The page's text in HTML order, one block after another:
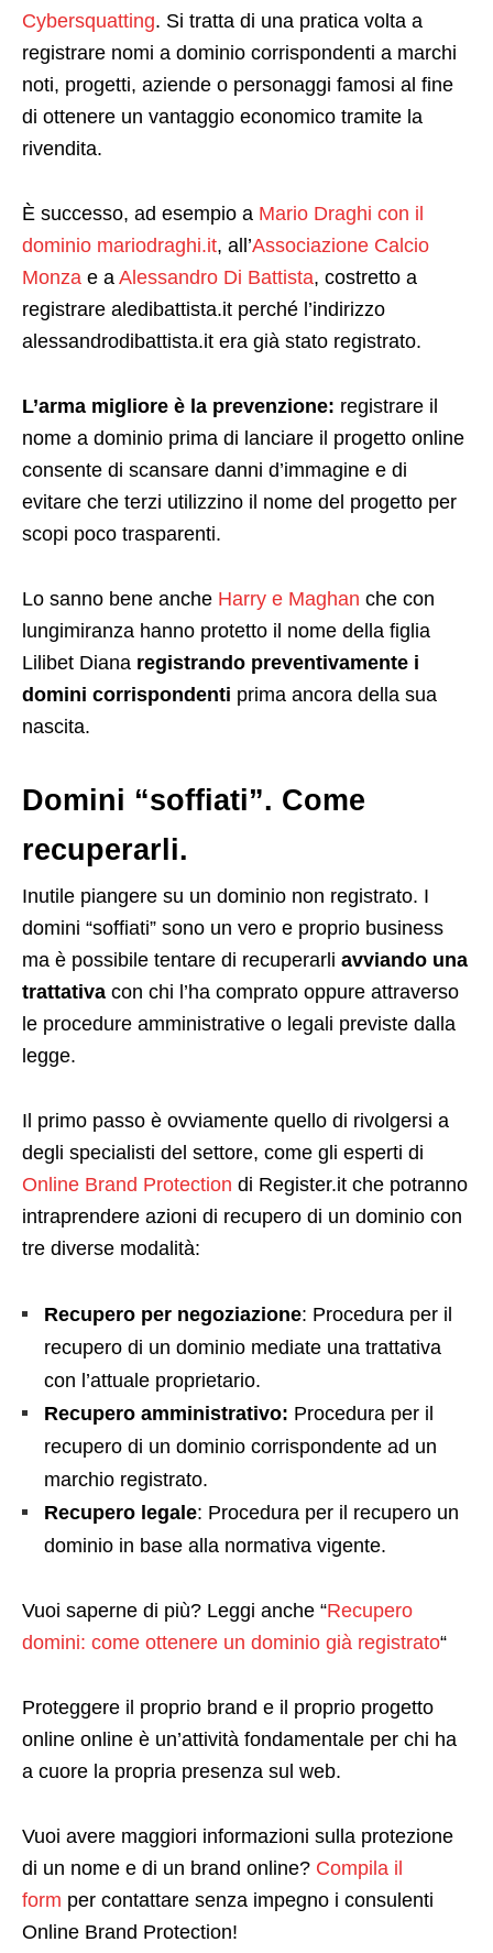
Cybersquatting. Si tratta di una pratica volta a
registrare nomi a dominio corrispondenti a marchi
noti, progetti, aziende o personaggi famosi al fine
di ottenere un vantaggio economico tramite la
rivendita.
È successo, ad esempio a Mario Draghi con il
dominio mariodraghi.it, all’Associazione Calcio
Monza e a Alessandro Di Battista, costretto a
registrare aledibattista.it perché l’indirizzo
alessandrodibattista.it era già stato registrato.
L’arma migliore è la prevenzione: registrare il
nome a dominio prima di lanciare il progetto online
consente di scansare danni d’immagine e di
evitare che terzi utilizzino il nome del progetto per
scopi poco trasparenti.
Lo sanno bene anche Harry e Maghan che con
lungimiranza hanno protetto il nome della figlia
Lilibet Diana registrando preventivamente i
domini corrispondenti prima ancora della sua
nascita.
Domini “soffiati”. Come
recuperarli.
Inutile piangere su un dominio non registrato. I
domini “soffiati” sono un vero e proprio business
ma è possibile tentare di recuperarli avviando una
trattativa con chi l’ha comprato oppure attraverso
le procedure amministrative o legali previste dalla
legge.
Il primo passo è ovviamente quello di rivolgersi a
degli specialisti del settore, come gli esperti di
Online Brand Protection di Register.it che potranno
intraprendere azioni di recupero di un dominio con
tre diverse modalità:
Recupero per negoziazione: Procedura per il
recupero di un dominio mediate una trattativa
con l’attuale proprietario.
Recupero amministrativo: Procedura per il
recupero di un dominio corrispondente ad un
marchio registrato.
Recupero legale: Procedura per il recupero un
dominio in base alla normativa vigente.
Vuoi saperne di più? Leggi anche “Recupero
domini: come ottenere un dominio già registrato“
Proteggere il proprio brand e il proprio progetto
online online è un’attività fondamentale per chi ha
a cuore la propria presenza sul web.
Vuoi avere maggiori informazioni sulla protezione
di un nome e di un brand online? Compila il
form per contattare senza impegno i consulenti
Online Brand Protection!